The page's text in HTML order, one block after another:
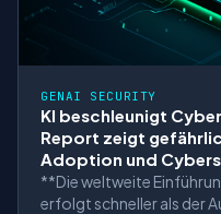
GENAI SECURITY
KI beschleunigt
Report zeigt
Adoption und
**Die weltweite
erfolgt schneller als der